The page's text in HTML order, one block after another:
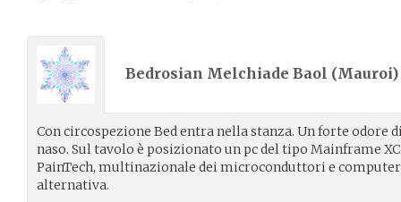
Bedrosian Melchiade Baol (Mauroi
Con circospezione Bed entra nella stanza. Un forte odore
naso. Sul tavolo è posizionato un pc del tipo Mainframe
PainTech, multinazionale dei microconduttori e
alternativa.